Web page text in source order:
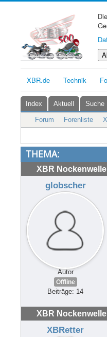
XBR.de Technik
Index Aktuell Suche
Forum Forenliste
THEMA:
XBR
globscher
Autor
Offline
Beiträge: 14
XBR
XBRetter